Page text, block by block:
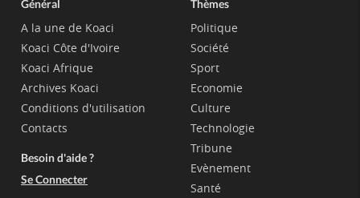
Général
A la une de Koaci
Koaci Côte d'Ivoire
Koaci Afrique
Archives Koaci
Conditions d'utilisation
Contacts
Besoin d'aide ?
Se Connecter
Thèmes
Politique
Société
Sport
Economie
Culture
Technologie
Tribune
Evènement
Santé